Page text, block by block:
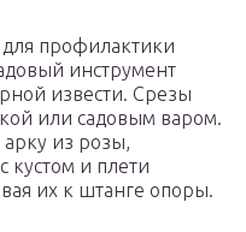
для профилактики
инструмент
извести. Срезы
или садовым варом.
арку из розы,
кустом и плети
их к штанге опоры.